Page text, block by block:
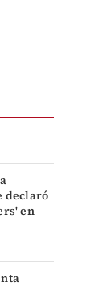
declaró
en